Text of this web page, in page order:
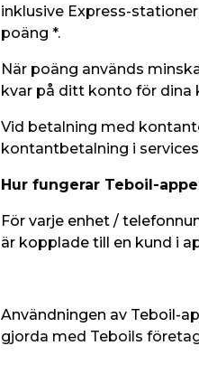
inklusive Express-
poäng *.
När poäng används
kvar på ditt konto för dina
Vid betalning med
kontantbetalning i
Hur fungerar Teboil-
För varje enhet /
är kopplade till en kund i
Användningen av Teboil-
gjorda med Teboils